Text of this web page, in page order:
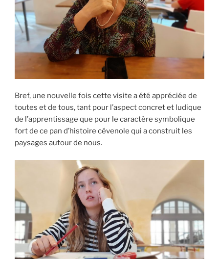
Bref, une nouvelle fois cette visite a été appréciée de
toutes et de tous, tant pour l’aspect concret et ludique
de l’apprentissage que pour le caractère symbolique
fort de ce pan d’histoire cévenole qui a construit les
paysages autour de nous.